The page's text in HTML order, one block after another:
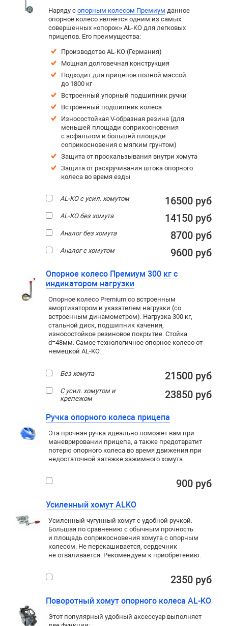
Наряду с опорным колесом Премиум данное
опорное колесо является одним из самых
совершенных «опорок» AL-KO для легковых
прицепов. Его преимущества:
Производство AL-KO (Германия)
Мощная долговечная конструкция
Подходит для прицепов полной массой
до 1800 кг
Встроенный упорный подшипник ручки
Встроенный подшипник колеса
Износостойкая V-образная резина (для
меньшей площади соприкосновения
с асфальтом и большей площади
соприкосновения с мягким грунтом)
Защита от проскальзывания внутри хомута
Защита от раскручивания штока опорного
колеса во время езды
AL-KO с усил. хомутом 16500 руб
AL-KO без хомута 14150 руб
Аналог без хомута 8700 руб
Аналог с хомутом 9600 руб
Опорное колесо Премиум 300 кг с
индикатором нагрузки
Опорное колесо Premium со встроенным
амортизатором и указателем нагрузки (со
встроенным динамометром). Нагрузка 300 кг,
стальной диск, подшипник качения,
износостойкое резиновое покрытие. Стойка
d=48мм. Самое технологичное опорное колесо от
немецкой AL-KO.
Без хомута 21500 руб
С усил. хомутом и
крепежом
23850 руб
Ручка опорного колеса прицепа
Эта прочная ручка идеально поможет вам при
маневрировании прицепа, а также предотвратит
потерю опорного колеса во время движения при
недостаточной затяжке зажимного хомута.
900 руб
Усиленный хомут ALKO
Усиленный чугунный хомут с удобной ручкой.
Большая по сравнению с обычным прочность
и площадь соприкосновения хомута с опорным
колесом. Не перекашивается, сердечник
не отваливается. Рекомендуем к приобретению.
2350 руб
Поворотный хомут опорного колеса AL-KO
Этот популярный удобный аксессуар выполняет